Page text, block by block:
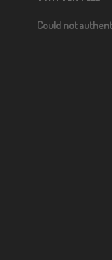
Could not